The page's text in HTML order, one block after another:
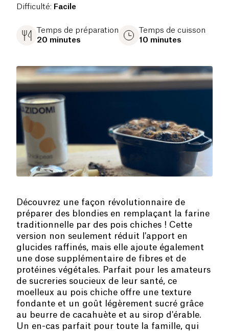
Difficulté: Facile
Temps de préparation
20 minutes
Temps de cuisson
10 minutes
Découvrez une façon révolutionnaire de
préparer des blondies en remplaçant la farine
traditionnelle par des pois chiches ! Cette
version non seulement réduit l'apport en
glucides raffinés, mais elle ajoute également
une dose supplémentaire de fibres et de
protéines végétales. Parfait pour les amateurs
de sucreries soucieux de leur santé, ce
moelleux au pois chiche offre une texture
fondante et un goût légèrement sucré grâce
au beurre de cacahuète et au sirop d'érable.
Un en-cas parfait pour toute la famille, qui